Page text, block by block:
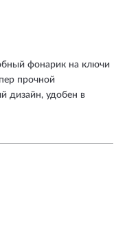
фонарик на ключи
прочной
дизайн, удобен в